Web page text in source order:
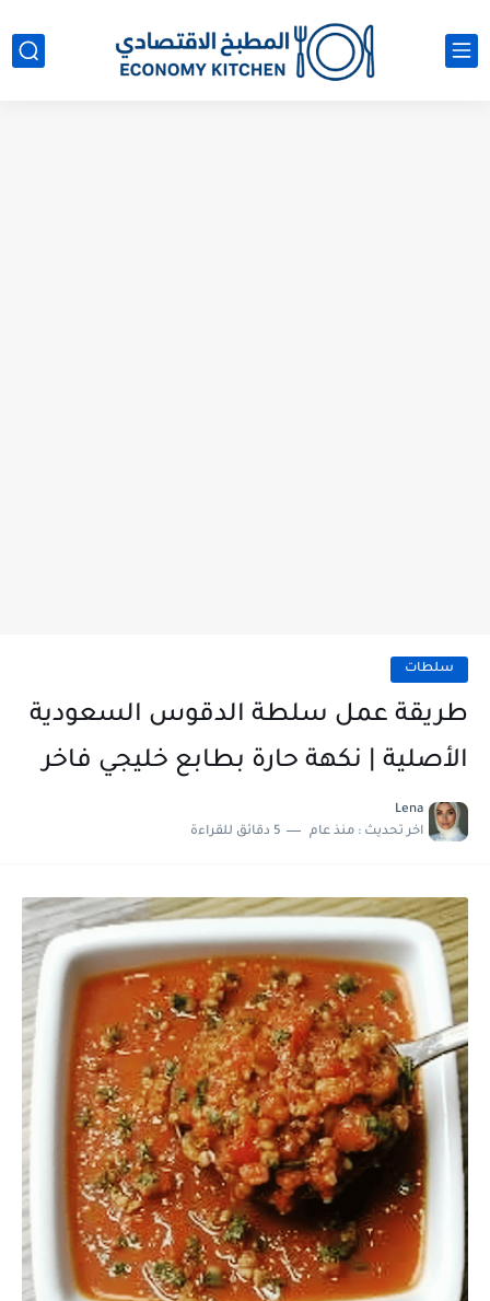
سلطات
طريقة عمل سلطة الدقوس السعودية
الأصلية | نكهة حارة بطابع خليجي فاخر
Lena
اخر تحديث : منذ عام 5 دقائق للقراءة